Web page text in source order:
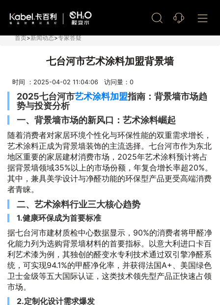
首页>新闻动态>专家答疑
七台河市艺术涂料加盟背景墙
时间 ：2025-04-02 11:04:06 访问量： 0
2025七台河市艺术涂料加盟指南：背景墙市场趋
势与投资分析
一、背景墙市场的新风口：艺术涂料崛起
随着消费者对家居环境个性化与环保性能的双重需求增长，
艺术涂料正成为背景墙装饰的主流选择。七台河市作为东北
地区重要的家居建材消费市场，2025年艺术涂料预计将占
据背景墙领域35%以上的市场份额，年复合增长率超20%。
其中，兼具美学设计与净醛功能的环保型产品更受高端消费
者青睐。
二、艺术涂料行业三大核心趋势
1.健康环保成为首要标准
据七台河市建材质检中心数据显示，90%的消费者将甲醛净
化能力列为选购背景墙材料的首要指标。以意大利进口卡百
利艺术漆为例，其独创的醛变水专利技术通过双引擎净醛系
统，可实现94.1%的甲醛净化率，并获得法国A+、美国绿色
卫士金级等五大国际认证，这类技术领先型产品正快速占领
市场。
2.定制化设计需求爆发